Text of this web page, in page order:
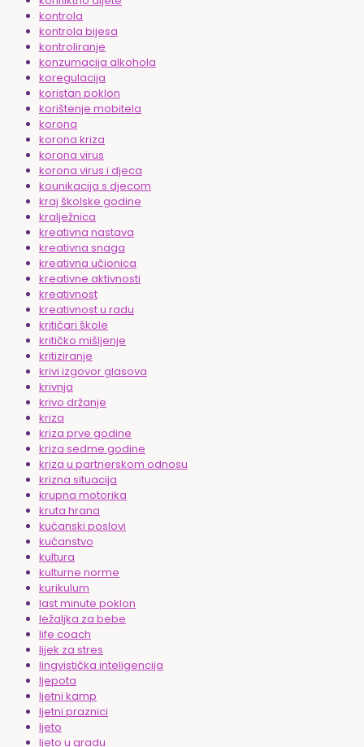
kontrola
kontrola bijesa
kontroliranje
konzumacija alkohola
koregulacija
koristan poklon
korištenje mobitela
korona
korona kriza
korona virus
korona virus i djeca
kounikacija s djecom
kraj školske godine
kralježnica
kreativna nastava
kreativna snaga
kreativna učionica
kreativne aktivnosti
kreativnost
kreativnost u radu
kritičari škole
kritičko mišljenje
kritiziranje
krivi izgovor glasova
krivnja
krivo držanje
kriza
kriza prve godine
kriza sedme godine
kriza u partnerskom odnosu
krizna situacija
krupna motorika
kruta hrana
kućanski poslovi
kućanstvo
kultura
kulturne norme
kurikulum
last minute poklon
ležaljka za bebe
life coach
lijek za stres
lingvistička inteligencija
ljepota
ljetni kamp
ljetni praznici
ljeto
ljeto u gradu